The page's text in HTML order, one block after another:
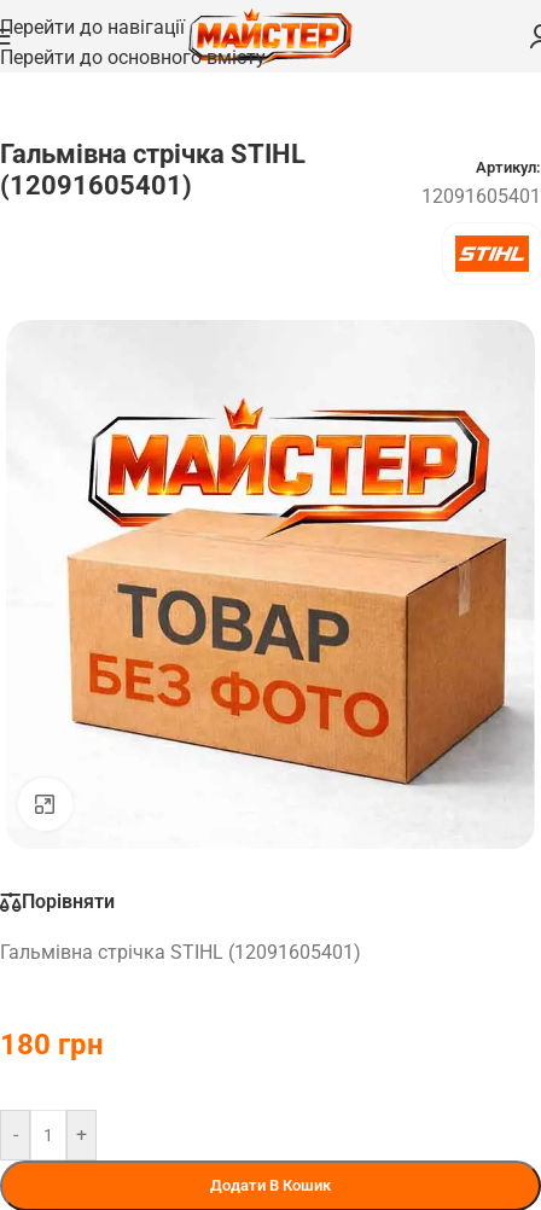
Перейти до навігації
Перейти до основного вмісту
Головна /Запчастини/Гальмівна система
Гальмівна стрічка STIHL
(12091605401)
Артикул:
12091605401
Порівняти
Гальмівна стрічка STIHL (12091605401)
180 грн
- +
Додати В Кошик